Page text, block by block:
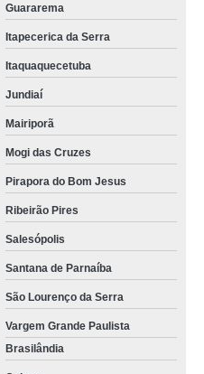
Guararema
Itapecerica da Serra
Itaquaquecetuba
Jundiaí
Mairiporã
Mogi das Cruzes
Pirapora do Bom Jesus
Ribeirão Pires
Salesópolis
Santana de Parnaíba
São Lourenço da Serra
Vargem Grande Paulista
Brasilândia